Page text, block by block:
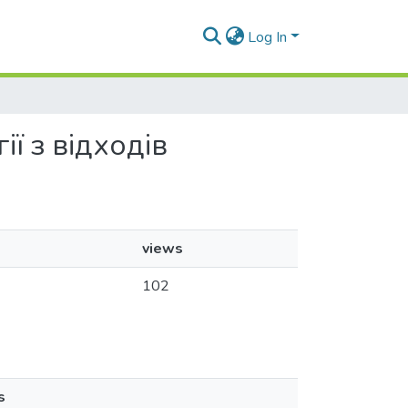
Log In
з відходів
views
102